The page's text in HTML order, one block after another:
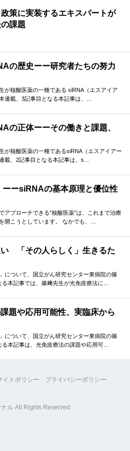
策に実装するエキスパートが
課題
の歴史ーー研究者たちの努力
が核酸医薬の一種である siRNA（エスアイア
連載、3記事目となる本記事は、…
の正体ーーその働きと課題、
が核酸医薬の一種であるsiRNA（エスアイアー
載、2記事目となる本記事は、s…
ーーsiRNAの基本原理と優位性
アプローチできる“核酸医薬”は、これまで治療
開こうとしています。 なかでも、…
「その人らしく」生きるた
について、国立がん研究センター東病院の篠
本記事では、篠﨑先生が光免疫療法に…
題や応用可能性、実臨床から
について、国立がん研究センター東病院の篠
本記事は、光免疫療法の課題や応用可…
イトポリシー
プライバシーポリシー
ル All Rights Reserved.